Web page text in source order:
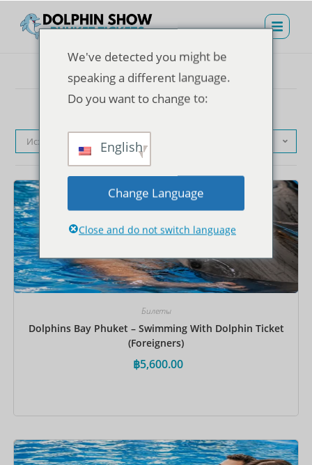
Исходная сортировка
Билеты
Dolphins Bay Phuket – Swimming With Dolphin Ticket
(Foreigners)
฿5,600.00
Забронировать сейчас
We've detected you might be
speaking a different language.
Do you want to change to:
English
Change Language
Close and do not switch language